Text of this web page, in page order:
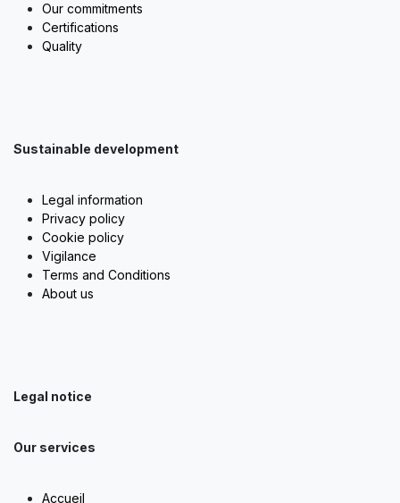
Our commitments
Certifications
Quality
Sustainable development
Legal information
Privacy policy
Cookie policy
Vigilance
Terms and Conditions
About us
Legal notice
Our services
Accueil